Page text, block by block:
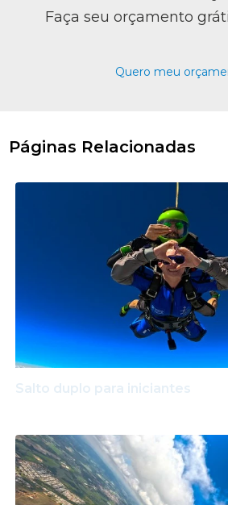
Faça seu orçamento
Quero meu
Páginas Relacionadas
Salto duplo para iniciantes